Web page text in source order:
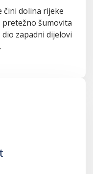
čini dolina rijeke
pretežno šumovita
zapadni dijelovi